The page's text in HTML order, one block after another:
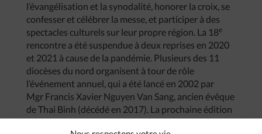
l’évangélisation et la synodalité, honorer la croix, se
confesser et célébrer la messe, et participer à des
spectacles culturels sur leur propre région. La 18e
rencontre a été suspendue à deux reprises en 2020
et 2021 à cause de la pandémie. Plusieurs des 11
diocèses du nord organisent à tour de rôle
l’événement annuel, qui a été lancé en 2002 par
Mgr Francis Xavier Nguyen Van Sang, ancien évêque
de Thai Binh (décédé en 2017). La prochaine édition
sera accueillie par le diocèse de Bac Ninh.